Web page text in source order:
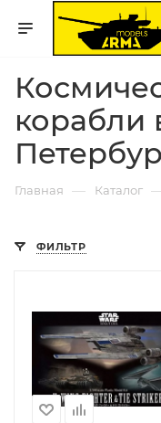
корабли
Главная — Каталог
ФИЛЬТР